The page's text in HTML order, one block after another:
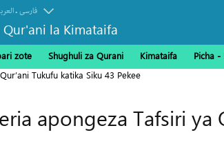
.فارسی
la Kimataifa
zote Shughuli za Qurani Kimataifa
Picha‎ -
Tukufu katika Siku 43 Pekee
apongeza Tafsiri ya